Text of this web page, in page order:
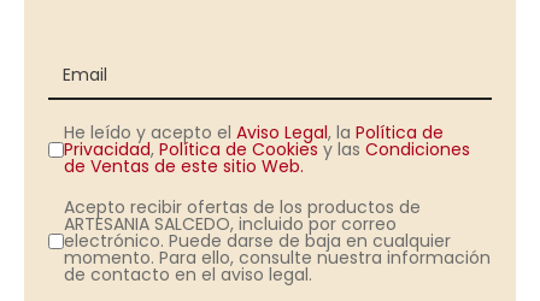
He leído y acepto el Aviso Legal, la Política de
Privacidad, Política de Cookies y las Condiciones
de Ventas de este sitio Web.
Acepto recibir ofertas de los productos de
ARTESANIA SALCEDO, incluido por correo
electrónico. Puede darse de baja en cualquier
momento. Para ello, consulte nuestra información
de contacto en el aviso legal.